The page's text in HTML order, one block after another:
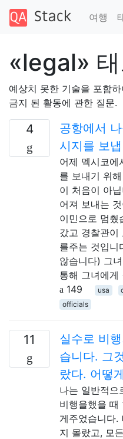
여행
«legal»
예상치 못한 기술을 포함
금지 된 활동에 관한 질문.
4
공항에서
시지를 보
어제 멕시코에
를 보내기 위
이 처음이 아
어져 보내는
이민으로 멈췄
갔고 경찰관이
를주는 것입니
않습니다) 그
통해 그녀에
149
usa
officials
11
실수로 비
습니다. 그
랐다. 어떻
나는 일반적으
비행을했을 때
게주었습니다.
지 몰랐고, 모